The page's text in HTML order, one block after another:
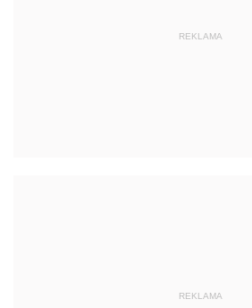
REKLAMA
REKLAMA